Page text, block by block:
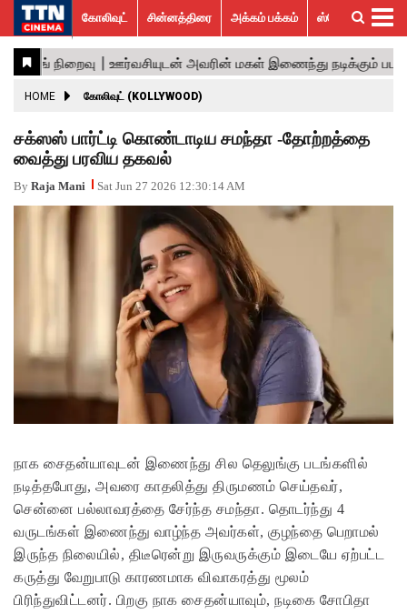
கோலிவுட்
சின்னத்திரை
பாலிவுட்
ஹாலிவுட்
அக்கம்
பக்கம்
ஸ்பெஷல்
ஸ்டோரீஸ்
விமர்சனம்
GALLERY
ACTRESS
ACTORS
MOVIESTILLS
EVENTS
VIDEOS
What’s
Hot
Trending
News
கோலிவுட் சின்னத்திரை அக்கம் பக்கம் ஸ்பெஷல் ஸ்டோரீஸ்
HOME கோலிவுட் (KOLLYWOOD)
சக்ஸஸ் பார்ட்டி கொண்டாடிய சமந்தா -தோற்றத்தை
வைத்து பரவிய தகவல்
By Raja Mani Sat Jun 27 2026 12:30:14 AM
நாக சைதன்யாவுடன் இணைந்து சில தெலுங்கு படங்களில்
நடித்தபோது, அவரை காதலித்து திருமணம் செய்தவர்,
சென்னை பல்லாவரத்தை சேர்ந்த சமந்தா. தொடர்ந்து 4
வருடங்கள் இணைந்து வாழ்ந்த அவர்கள், குழந்தை பெறாமல்
இருந்த நிலையில், திடீரென்று இருவருக்கும் இடையே ஏற்பட்ட
கருத்து வேறுபாடு காரணமாக விவாகரத்து மூலம்
பிரிந்துவிட்டனர். பிறகு நாக சைதன்யாவும், நடிகை சோபிதா